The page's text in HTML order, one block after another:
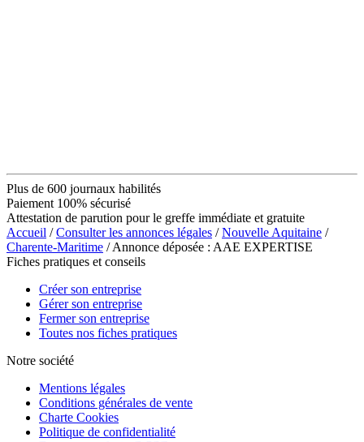
Plus de 600 journaux habilités
Paiement 100% sécurisé
Attestation de parution pour le greffe immédiate et gratuite
Accueil /Consulter les annonces légales /Nouvelle Aquitaine /
Charente-Maritime / Annonce déposée : AAE EXPERTISE
Fiches pratiques et conseils
Créer son entreprise
Gérer son entreprise
Fermer son entreprise
Toutes nos fiches pratiques
Notre société
Mentions légales
Conditions générales de vente
Charte Cookies
Politique de confidentialité